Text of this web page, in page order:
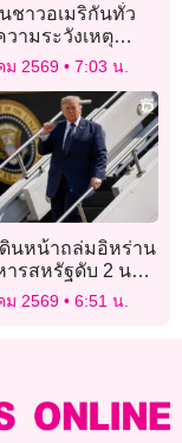
ชาวอเมริกันทั่ว
ามระวังเหตุ
ร่านตึงเครียด
ม 2569 7:03 น.
นหน้าถล่มอิหร่าน
รสหรัฐดับ 2 นาย
น
ม 2569 6:51 น.